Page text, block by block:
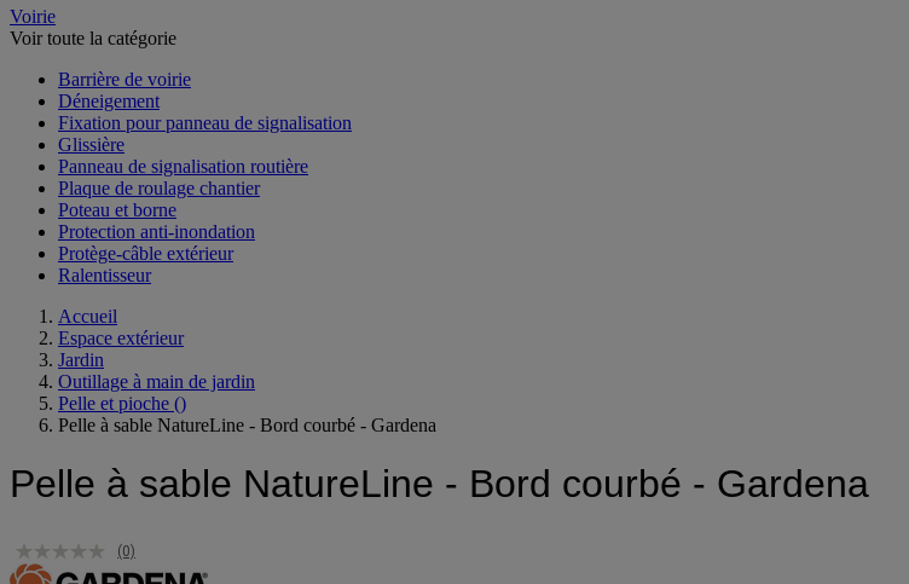
Voirie
Voir toute la catégorie
Barrière de voirie
Déneigement
Fixation pour panneau de signalisation
Glissière
Panneau de signalisation routière
Plaque de roulage chantier
Poteau et borne
Protection anti-inondation
Protège-câble extérieur
Ralentisseur
Accueil
Espace extérieur
Jardin
Outillage à main de jardin
Pelle et pioche ()
Pelle à sable NatureLine - Bord courbé - Gardena
Pelle à sable NatureLine - Bord courbé - Gardena
(0)